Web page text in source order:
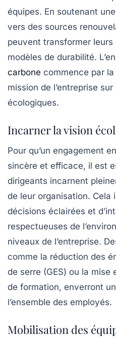
équipes. En soutenant
vers des sources
peuvent transformer leurs
modèles de durabilité.
carbone commence par la
mission de l’entreprise
écologiques.
Incarner la vision
Pour qu’un engagement
sincère et efficace, il est
dirigeants incarnent
de leur organisation. Cela
décisions éclairées et
respectueuses de
niveaux de l’entreprise.
comme la réduction des
de serre (GES) ou la mise
de formation, enverront
l’ensemble des employés.
Mobilisation des